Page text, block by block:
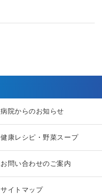
病院からのお知らせ
健康レシピ・野菜スープ
お問い合わせのご案内
サイトマップ